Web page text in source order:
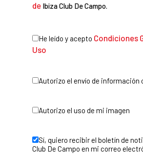
de Ibiza Club De Campo.
He leído y acepto Condiciones
Uso
Autorizo el envío de información
Autorizo el uso de mi imagen
Sí, quiero recibir el boletín de
Club De Campo en mi correo